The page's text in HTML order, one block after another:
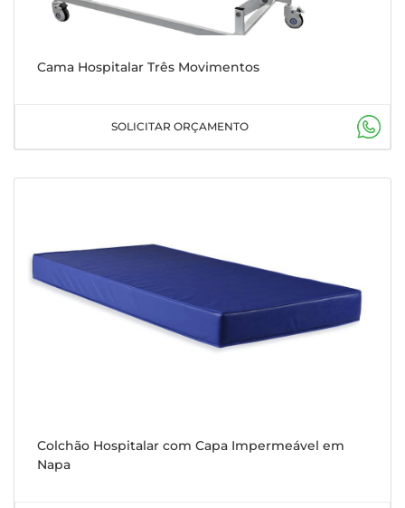
Cama Hospitalar Três Movimentos
SOLICITAR ORÇAMENTO
Colchão Hospitalar com Capa Impermeável em
Napa